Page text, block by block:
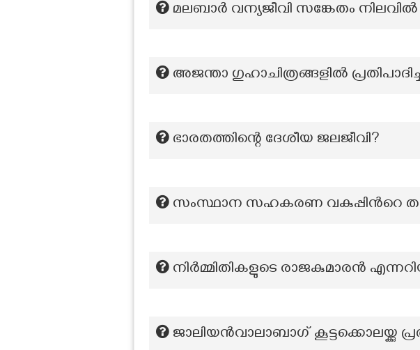
മലബാർ വന്യജീവി സങ്കേതം
അജന്താ ഗുഹാചിത്രങ്ങളിൽ
ഭാരതത്തിന്റെ ദേശീയ ജലജീവി?
സംസ്ഥാന സഹകരണ വകുപ്പിന്‍റെ
നിർമ്മിതികളുടെ രാജകുമാരൻ
ജാലിയൻവാലാബാഗ് കൂട്ടക്കൊലയ്ക്കു